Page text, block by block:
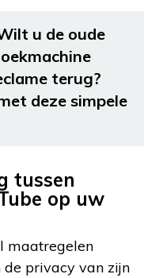
u de oude
terug?
deze simpele
tussen
op uw
maatregelen
de privacy van zijn